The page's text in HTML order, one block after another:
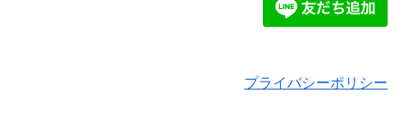
プライバシーポリシー